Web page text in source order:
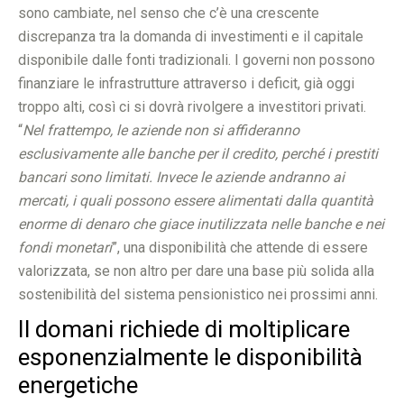
sono cambiate, nel senso che c’è una crescente
discrepanza tra la domanda di investimenti e il capitale
disponibile dalle fonti tradizionali. I governi non possono
finanziare le infrastrutture attraverso i deficit, già oggi
troppo alti, così ci si dovrà rivolgere a investitori privati.
“Nel frattempo, le aziende non si affideranno
esclusivamente alle banche per il credito, perché i prestiti
bancari sono limitati. Invece le aziende andranno ai
mercati, i quali possono essere alimentati dalla quantità
enorme di denaro che giace inutilizzata nelle banche e nei
fondi monetari”, una disponibilità che attende di essere
valorizzata, se non altro per dare una base più solida alla
sostenibilità del sistema pensionistico nei prossimi anni.
Il domani richiede di moltiplicare
esponenzialmente le disponibilità
energetiche